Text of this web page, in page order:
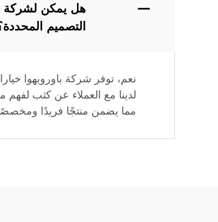
التصميم
لدينا مع العملاء عن كثب
مما يضمن منتجًا فريدًا